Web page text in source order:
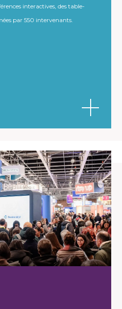
interactives, des table-
par 550 intervenants.